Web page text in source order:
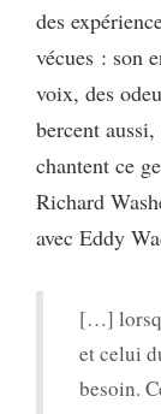
des
vécues : son
voix, des
bercent
chantent ce
Richard
avec Eddy
[…]
et celui
besoin.